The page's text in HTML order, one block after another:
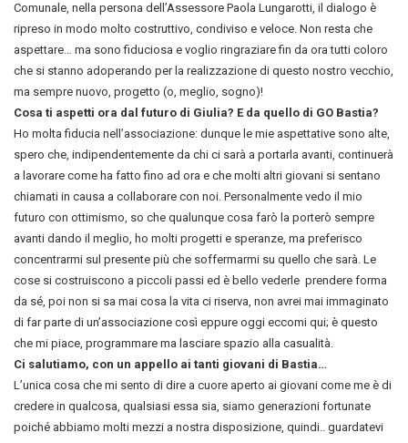
Comunale, nella persona dell’Assessore Paola Lungarotti, il dialogo è
ripreso in modo molto costruttivo, condiviso e veloce. Non resta che
aspettare… ma sono fiduciosa e voglio ringraziare fin da ora tutti coloro
che si stanno adoperando per la realizzazione di questo nostro vecchio,
ma sempre nuovo, progetto (o, meglio, sogno)!
Cosa ti aspetti ora dal futuro di Giulia? E da quello di GO Bastia?
Ho molta fiducia nell’associazione: dunque le mie aspettative sono alte,
spero che, indipendentemente da chi ci sarà a portarla avanti, continuerà
a lavorare come ha fatto fino ad ora e che molti altri giovani si sentano
chiamati in causa a collaborare con noi. Personalmente vedo il mio
futuro con ottimismo, so che qualunque cosa farò la porterò sempre
avanti dando il meglio, ho molti progetti e speranze, ma preferisco
concentrarmi sul presente più che soffermarmi su quello che sarà. Le
cose si costruiscono a piccoli passi ed è bello vederle prendere forma
da sé, poi non si sa mai cosa la vita ci riserva, non avrei mai immaginato
di far parte di un’associazione così eppure oggi eccomi qui; è questo
che mi piace, programmare ma lasciare spazio alla casualità.
Ci salutiamo, con un appello ai tanti giovani di Bastia…
L’unica cosa che mi sento di dire a cuore aperto ai giovani come me è di
credere in qualcosa, qualsiasi essa sia, siamo generazioni fortunate
poiché abbiamo molti mezzi a nostra disposizione, quindi.. guardatevi